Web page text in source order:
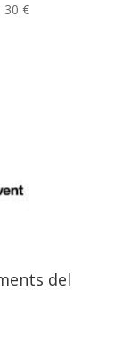
30 €
del